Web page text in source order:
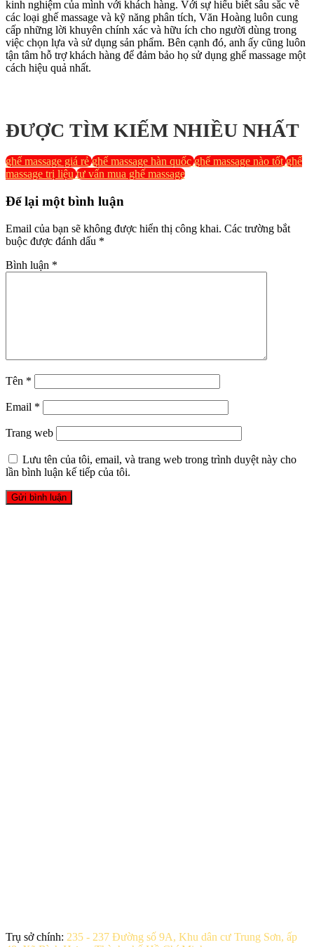
kinh nghiệm của mình với khách hàng. Với sự hiểu biết sâu sắc về
các loại ghế massage và kỹ năng phân tích, Văn Hoàng luôn cung
cấp những lời khuyên chính xác và hữu ích cho người dùng trong
việc chọn lựa và sử dụng sản phẩm. Bên cạnh đó, anh ấy cũng luôn
tận tâm hỗ trợ khách hàng để đảm bảo họ sử dụng ghế massage một
cách hiệu quả nhất.
ĐƯỢC TÌM KIẾM NHIỀU NHẤT
ghế massage giá rẻ ghế massage hàn quốc ghế massage nào tốt ghế
massage trị liệu tư vấn mua ghế massage
Để lại một bình luận
Email của bạn sẽ không được hiển thị công khai. Các trường bắt
buộc được đánh dấu *
Bình luận *
Tên *
Email *
Trang web
Lưu tên của tôi, email, và trang web trong trình duyệt này cho
lần bình luận kế tiếp của tôi.
Trụ sở chính: 235 - 237 Đường số 9A, Khu dân cư Trung Sơn, ấp